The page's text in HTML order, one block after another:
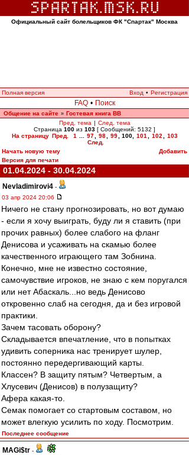
Официальный сайт болельщиков ФК "Спартак" Москва
Полная версия Вход • Регистрация
FAQ • Поиск
Общение на сайте » Гостевая книга ВВ
Пред. тема | След. тема
Страница 100 из 103 [ Сообщений: 5132 ]
На страницу Пред. 1 97 98 99 100, 101 102
103
След.
Начать новую тему
Добавить
Версия для печати
01.04.2024 - 30.04.2024
Nevladimirovi4 -
03 апр 2024 20:06
Ничего не стану прогнозировать, но вот думаю
- если я хочу выиграть, буду ли я ставить (при
прочих равных) более слабого на фланг
Денисова и усаживать на скамью более
качественного играющего там Зобнина.
Конечно, мне не известно состояние,
самочувствие игроков, не знаю с кем поругался
или нет Абаскаль...но ведь Денисово
откровенно слаб на сегодня, да и без игровой
практики.
Зачем тасовать оборону?
Складывается впечатление, что в попытках
удивить соперника нас тренирует шулер,
постоянно передергивающий карты.
Классен? В защиту пятым? Четвертым, а
Хлусевич (Денисов) в полузащиту?
Афера какая-то.
Семак помогает со стартовым составом, но
может влегкую усилить по ходу. Посмотрим.
Последнее сообщение
MAGi$tr -